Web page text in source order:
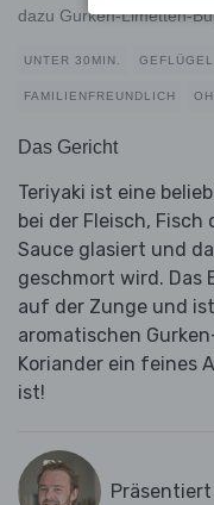
dazu Gurken-Limetten-
UNTER 30MIN. GEFLÜGEL
FAMILIENFREUNDLICH
Das Gericht
Teriyaki ist eine
bei der Fleisch, Fisch
Sauce glasiert und
geschmort wird.
auf der Zunge und
aromatischen
Koriander ein feines
ist!